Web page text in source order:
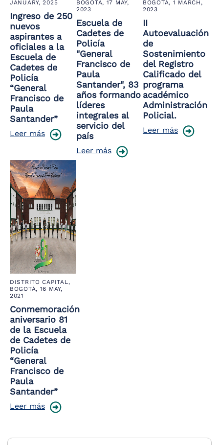
JANUARY, 2025
Ingreso de 250
nuevos
aspirantes a
oficiales a la
Escuela de
Cadetes de
Policía
“General
Francisco de
Paula
Santander”
Leer más
BOGOTÁ, 17 MAY,
2023
Escuela de
Cadetes de
Policía
"General
Francisco de
Paula
Santander", 83
años formando
líderes
integrales al
servicio del
país
Leer más
BOGOTÁ, 1 MARCH,
2023
II
Autoevaluación
de
Sostenimiento
del Registro
Calificado del
programa
académico
Administración
Policial.
Leer más
DISTRITO CAPITAL,
BOGOTÁ, 16 MAY,
2021
Conmemoración
aniversario 81
de la Escuela
de Cadetes de
Policía
“General
Francisco de
Paula
Santander”
Leer más